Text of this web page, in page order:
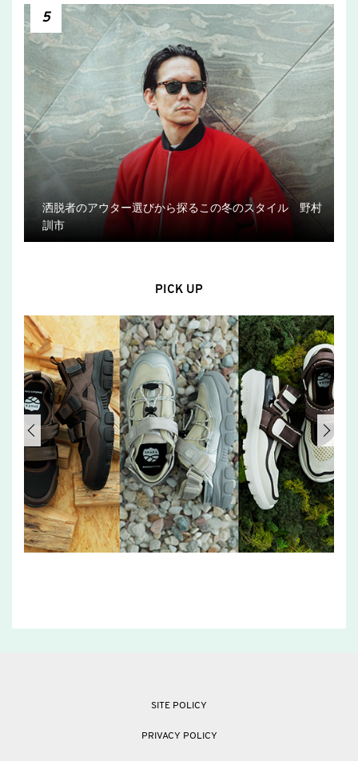
5
洒脱者のアウター選びから探るこの冬のスタイル 野村
訓市
PICK UP
SITE POLICY
PRIVACY POLICY